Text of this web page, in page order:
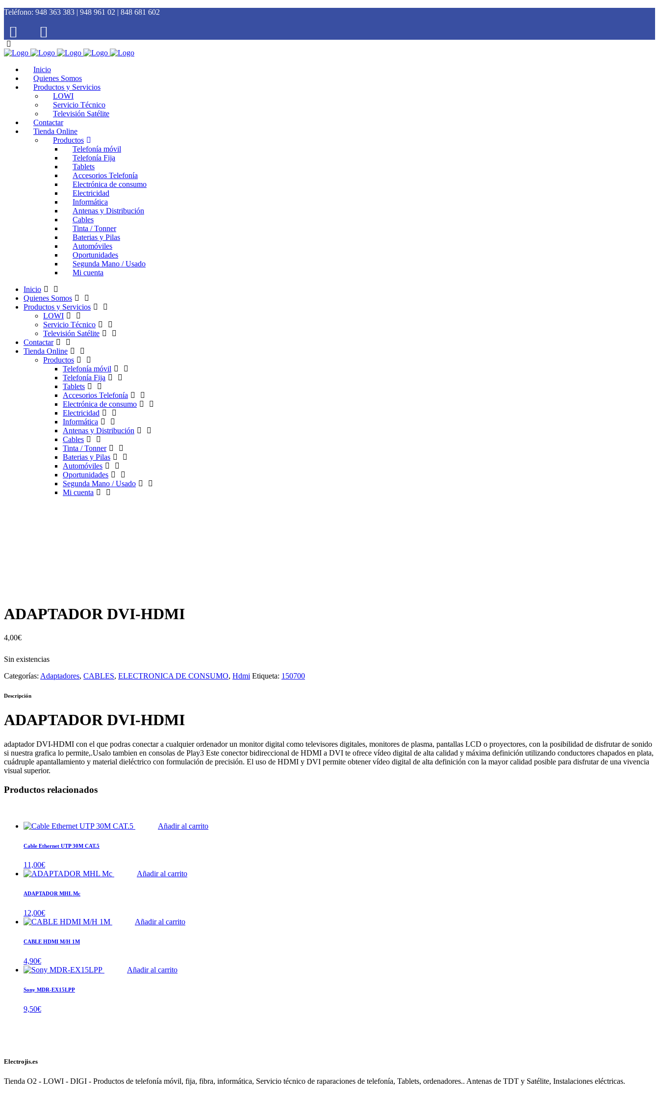
Teléfono: 948 363 383 | 948 961 02 | 848 681 602
Inicio
Quienes Somos
Productos y Servicios
LOWI
Servicio Técnico
Televisión Satélite
Contactar
Tienda Online
Productos
Telefonía móvil
Telefonía Fija
Tablets
Accesorios Telefonía
Electrónica de consumo
Electricidad
Informática
Antenas y Distribución
Cables
Tinta / Tonner
Baterias y Pilas
Automóviles
Oportunidades
Segunda Mano / Usado
Mi cuenta
Inicio
Quienes Somos
Productos y Servicios
LOWI
Servicio Técnico
Televisión Satélite
Contactar
Tienda Online
Productos
Telefonía móvil
Telefonía Fija
Tablets
Accesorios Telefonía
Electrónica de consumo
Electricidad
Informática
Antenas y Distribución
Cables
Tinta / Tonner
Baterias y Pilas
Automóviles
Oportunidades
Segunda Mano / Usado
Mi cuenta
ADAPTADOR DVI-HDMI
4,00€
Sin existencias
Categorías: Adaptadores, CABLES, ELECTRONICA DE CONSUMO, Hdmi Etiqueta: 150700
Descripción
ADAPTADOR DVI-HDMI
adaptador DVI-HDMI con el que podras conectar a cualquier ordenador un monitor digital como televisores digitales, monitores de plasma, pantallas LCD o proyectores, con la posibilidad de disfrutar de sonido
si nuestra grafica lo permite,.Usalo tambien en consolas de Play3 Este conector bidireccional de HDMI a DVI te ofrece vídeo digital de alta calidad y máxima definición utilizando conductores chapados en plata,
cuádruple apantallamiento y material dieléctrico con formulación de precisión. El uso de HDMI y DVI permite obtener vídeo digital de alta definición con la mayor calidad posible para disfrutar de una vivencia
visual superior.
Productos relacionados
Añadir al carrito
Cable Ethernet UTP 30M CAT.5
11,00€
Añadir al carrito
ADAPTADOR MHL Mc
12,00€
Añadir al carrito
CABLE HDMI M/H 1M
4,90€
Añadir al carrito
Sony MDR-EX15LPP
9,50€
Electrojis.es
Tienda O2 - LOWI - DIGI - Productos de telefonía móvil, fija, fibra, informática, Servicio técnico de raparaciones de telefonía, Tablets, ordenadores.. Antenas de TDT y Satélite, Instalaciones eléctricas.